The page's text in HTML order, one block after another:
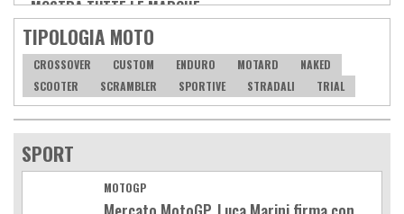
Vespa
Yamaha
Adiva
Aeon
Axy
Baotian
MOSTRA TUTTE LE MARCHE »
TIPOLOGIA MOTO
CROSSOVER CUSTOM ENDURO MOTARD
NAKED
SCOOTER
SCRAMBLER SPORTIVE STRADALI TRIAL
SPORT
MOTOGP